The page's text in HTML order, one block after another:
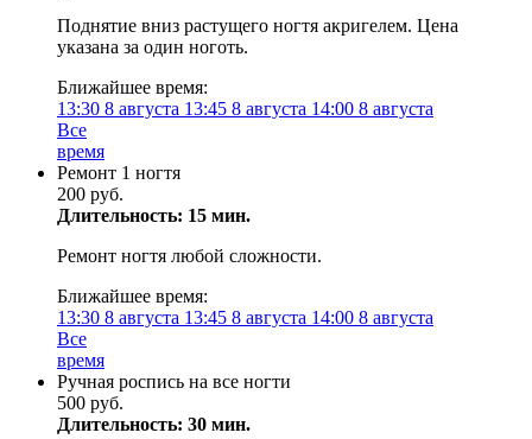
Поднятие вниз растущего ногтя акригелем. Цена
указана за один ноготь.
Ближайшее время:
13:30 8 августа 13:45 8 августа 14:00 8 августа
Все
время
Ремонт 1 ногтя
200 руб.
Длительность: 15 мин.
Ремонт ногтя любой сложности.
Ближайшее время:
13:30 8 августа 13:45 8 августа 14:00 8 августа
Все
время
Ручная роспись на все ногти
500 руб.
Длительность: 30 мин.